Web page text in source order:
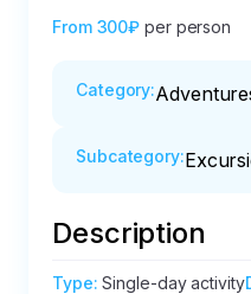
From 300₽ per person
Category:
Subcategory:
Description
Type:Single-day activity